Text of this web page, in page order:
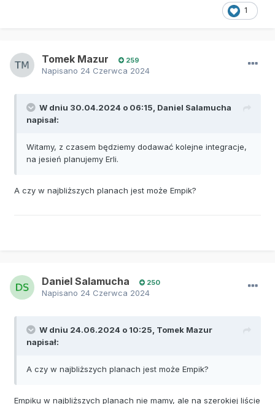
1
Tomek Mazur 259
Napisano 24 Czerwca 2024
W dniu 30.04.2024 o 06:15, Daniel Salamucha
napisał:
Witamy, z czasem będziemy dodawać kolejne integracje,
na jesień planujemy Erli.
A czy w najbliższych planach jest może Empik?
Daniel Salamucha 250
Napisano 24 Czerwca 2024
W dniu 24.06.2024 o 10:25, Tomek Mazur
napisał:
A czy w najbliższych planach jest może Empik?
Empiku w najbliższych planach nie mamy, ale na szerokiej liście